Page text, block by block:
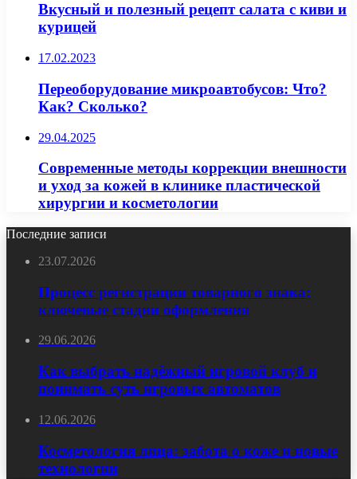
Вкусный и полезный рецепт салата с киви и
курицей
17.02.2023
Переоборудование микроавтобусов: Что?
Как? Сколько?
29.04.2025
Современные методы коррекции внешности
и уход за кожей в клинике пластической
хирургии и косметологии
Последние записи
23.07.2026
Процесс регистрации товарного знака:
ключевые стадии оформления
29.06.2026
Как выбрать надёжный игровой клуб и
понимать суть игровых автоматов
12.06.2026
Косметология лица: забота о коже и новые
технологии